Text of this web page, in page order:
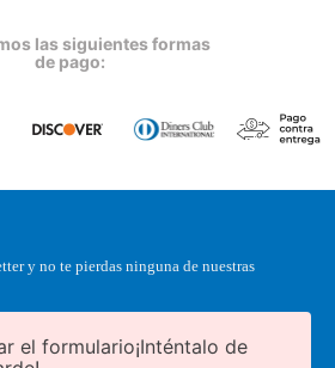
las siguientes formas
de pago:
y no te pierdas ninguna de nuestras
el formulario¡Inténtalo de